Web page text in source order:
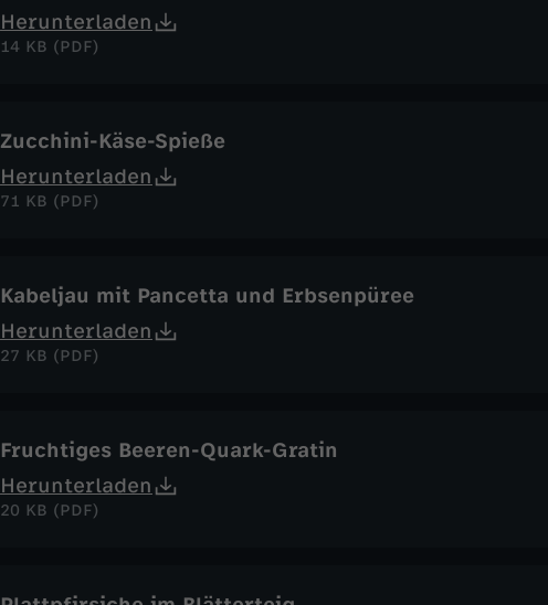
Herunterladen
14 KB (PDF)
Zucchini-Käse-Spieße
Herunterladen
71 KB (PDF)
Kabeljau mit Pancetta und Erbsenpüree
Herunterladen
27 KB (PDF)
Fruchtiges Beeren-Quark-Gratin
Herunterladen
20 KB (PDF)